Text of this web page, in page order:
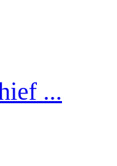
...